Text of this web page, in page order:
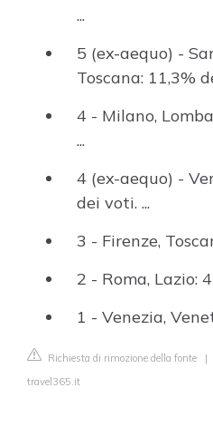
...
5 (ex-aequo) -
Toscana: 11,3%
4 - Milano,
...
4 (ex-aequo) -
dei voti. ...
3 - Firenze,
2 - Roma, Lazio:
1 - Venezia,
Richiesta di rimozione della fonte |
travel365.it